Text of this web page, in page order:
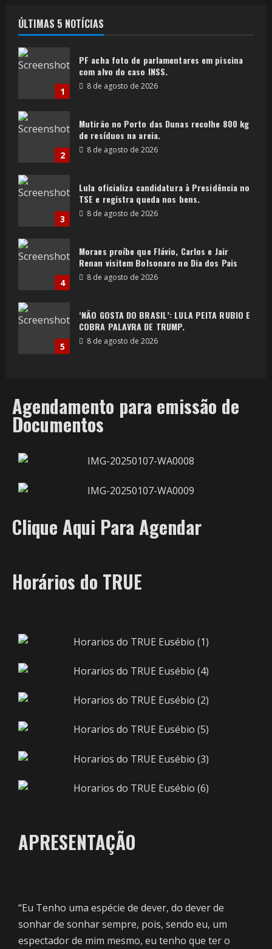
ÚLTIMAS 5 NOTÍCIAS
1
PF acha foto de parlamentares em piscina
com alvo do caso INSS.
8 de agosto de 2026
2
Mutirão no Porto das Dunas recolhe 800 kg
de resíduos na areia.
8 de agosto de 2026
3
Lula oficializa candidatura à Presidência no
TSE e registra queda nos bens.
8 de agosto de 2026
4
Moraes proíbe que Flávio, Carlos e Jair
Renan visitem Bolsonaro no Dia dos Pais
8 de agosto de 2026
5
‘NÃO GOSTA DO BRASIL’: LULA PEITA RUBIO E
COBRA PALAVRA DE TRUMP.
8 de agosto de 2026
Agendamento para emissão de
Documentos
Clique Aqui Para Agendar
Horários do TRUE
APRESENTAÇÃO
“Eu Tenho uma espécie de dever, do dever de
sonhar de sonhar sempre, pois, sendo eu, um
espectador de mim mesmo, eu tenho que ter o